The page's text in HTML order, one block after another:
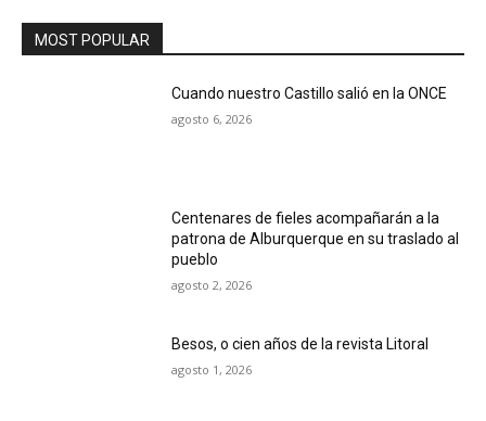
MOST POPULAR
Cuando nuestro Castillo salió en la ONCE
agosto 6, 2026
Centenares de fieles acompañarán a la
patrona de Alburquerque en su traslado al
pueblo
agosto 2, 2026
Besos, o cien años de la revista Litoral
agosto 1, 2026